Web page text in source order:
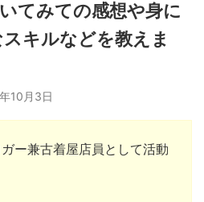
てみての感想や身に
キルなどを教えま
10月3日
ー兼古着屋店員として活動